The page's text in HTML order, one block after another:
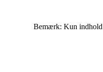
Bemærk: Kun indhold